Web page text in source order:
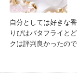
自分としては好きな
りぴはバタフライと
クは評判良かったの